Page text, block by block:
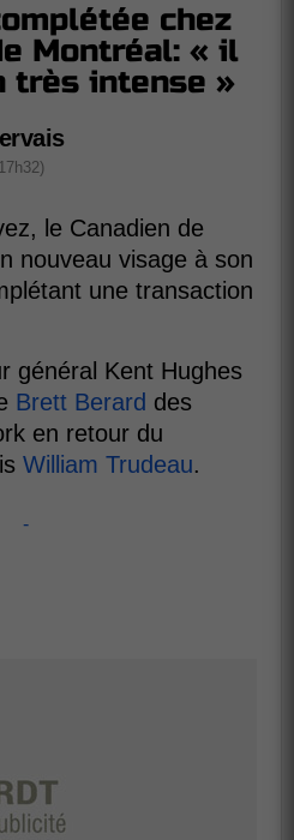
chez
Montréal: « il
très intense »
le Canadien de
nouveau visage à son
une transaction
général Kent Hughes
Brett Berard des
en retour du
William Trudeau.
-